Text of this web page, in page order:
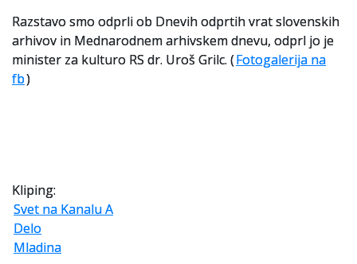
Razstavo smo odprli ob Dnevih odprtih vrat slovenskih
arhivov in Mednarodnem arhivskem dnevu, odprl jo je
minister za kulturo RS dr. Uroš Grilc. (Fotogalerija na
fb)
Kliping:
Svet na Kanalu A
Delo
Mladina